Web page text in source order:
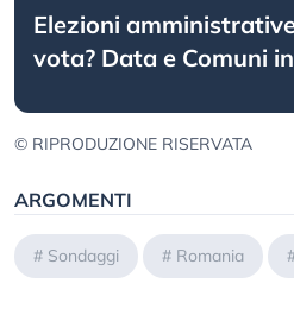
Elezioni
vota? Data e Comuni
© RIPRODUZIONE RISERVATA
ARGOMENTI
# Sondaggi # Romania